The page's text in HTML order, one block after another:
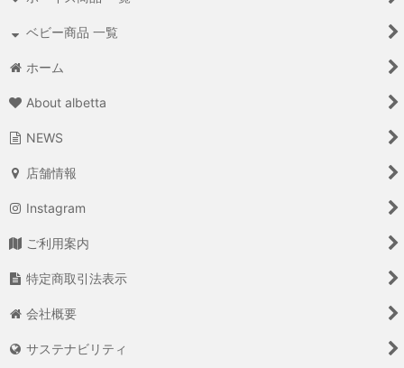
ベビー商品 一覧
ホーム
About albetta
NEWS
店舗情報
Instagram
ご利用案内
特定商取引法表示
会社概要
サステナビリティ